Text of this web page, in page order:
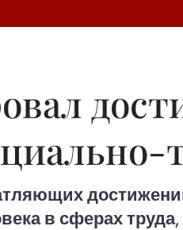
в сферах